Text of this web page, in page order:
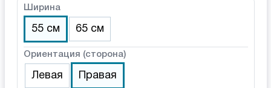
Ширина
55 см 65 см
Ориентация (сторона)
Левая Правая